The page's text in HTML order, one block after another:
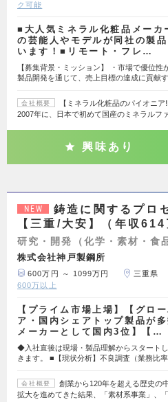
ク可能
■大人気ミネラル化粧品メーカ
の芸能人やモデルが同社の製
います！■リモート・フレ…
【募集背景・ミッション】 ・市場で優位
製品開発を通じて、売上目標の達成に貢献
会社概要
【ミネラル化粧品のパイオニ
2007年に、日本で初めて国産のミネラルフ
興味あり
NEW
鋳造に関するプロ
【三重/大安】（年収
研究・開発（化学・素材・食
株式会社神戸製鋼所
600万円 ～ 1099万円 三重県
600万以上
【プライム市場上場】【グロ
ア・国内シェアトップ製品が
メーカーとして国内3位】【…
◆入社直後は現場・製品理解からスタート
きます。 ■【現状分析】不良調査（業務比
会社概要
創業から120年を超える歴史の
拡大を進めてきた結果、「素材系事業」、